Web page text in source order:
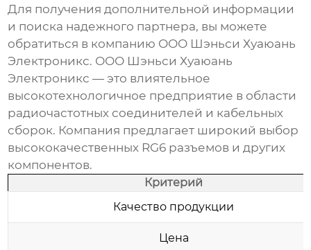
Для получения дополнительной информации
и поиска надежного партнера, вы можете
обратиться в компанию ООО Шэньси Хуаюань
Электроникс. ООО Шэньси Хуаюань
Электроникс — это влиятельное
высокотехнологичное предприятие в области
радиочастотных соединителей и кабельных
сборок. Компания предлагает широкий выбор
высококачественных RG6 разъемов и других
компонентов.
Критерий
Качество продукции
Цена